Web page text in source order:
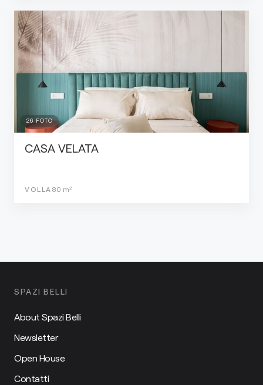
26 FOTO
CASA VELATA
VOLLA 80 m²
SPAZI BELLI
About Spazi Belli
Newsletter
Open House
Contatti